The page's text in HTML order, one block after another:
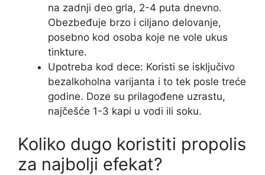
na zadnji deo grla, 2-4 puta dnevno.
Obezbeđuje brzo i ciljano delovanje,
posebno kod osoba koje ne vole ukus
tinkture.
Upotreba kod dece: Koristi se isključivo
bezalkoholna varijanta i to tek posle treće
godine. Doze su prilagođene uzrastu,
najčešće 1-3 kapi u vodi ili soku.
Koliko dugo koristiti propolis
za najbolji efekat?